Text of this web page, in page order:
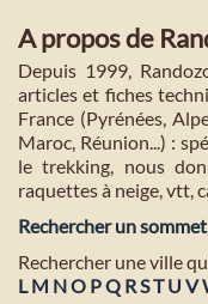
A propos de
Depuis 1999,
articles et fiches
France (Pyrénées,
Maroc, Réunion...) :
le trekking, nous
raquettes à neige, vtt,
Rechercher un
Rechercher une ville
L M NO PQ RST U V